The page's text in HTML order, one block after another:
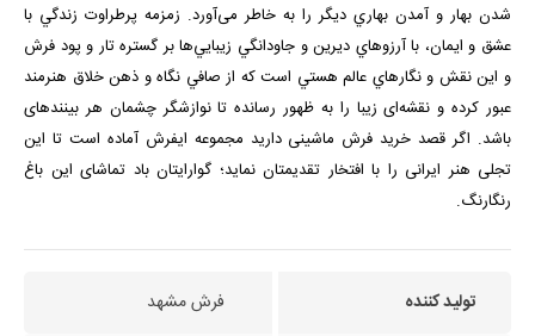
شدن بهار و آمدن بهاري ديگر را به خاطر می‌آورد. زمزمه پرطراوت زندگي با
عشق و ايمان، با آرزوهاي ديرين و جاودانگي زيبايي‌ها بر گستره تار و پود فرش
و اين نقش و نگارهاي عالم هستي است كه از صافي نگاه و ذهن خلاق هنرمند
عبور كرده و نقشه‌ای زیبا را به ظهور رسانده تا نوازشگر چشمان هر بیننده­ای
باشد. اگر قصد خرید فرش ماشینی دارید مجموعه ایفرش آماده است تا این
تجلی هنر ایرانی را با افتخار تقدیمتان نماید؛ گوارایتان باد تماشای این باغ
رنگارنگ.
تولید کننده فرش مشهد